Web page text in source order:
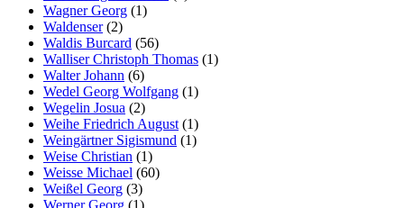
Wagner Georg (1)
Waldenser(2)
Waldis Burcard (56)
Walliser Christoph Thomas (1)
Walter Johann (6)
Wedel Georg Wolfgang (1)
Wegelin Josua (2)
Weihe Friedrich August (1)
Weingärtner Sigismund (1)
Weise Christian (1)
Weisse Michael (60)
Weißel Georg (3)
Werner Georg (1)